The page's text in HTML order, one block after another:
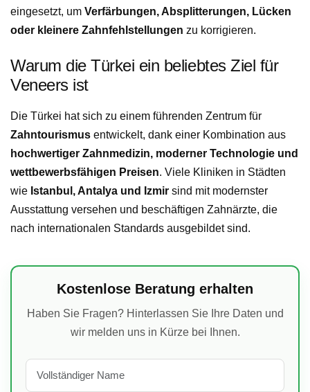
eingesetzt, um Verfärbungen, Absplitterungen, Lücken
oder kleinere Zahnfehlstellungen zu korrigieren.
Warum die Türkei ein beliebtes Ziel für
Veneers ist
Die Türkei hat sich zu einem führenden Zentrum für
Zahntourismus entwickelt, dank einer Kombination aus
hochwertiger Zahnmedizin, moderner Technologie und
wettbewerbsfähigen Preisen. Viele Kliniken in Städten
wie Istanbul, Antalya und Izmir sind mit modernster
Ausstattung versehen und beschäftigen Zahnärzte, die
nach internationalen Standards ausgebildet sind.
Kostenlose Beratung erhalten
Haben Sie Fragen? Hinterlassen Sie Ihre Daten und
wir melden uns in Kürze bei Ihnen.